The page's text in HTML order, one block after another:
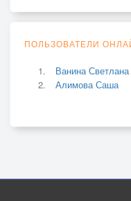
ПОЛЬЗОВАТЕЛИ
Ванина Светлана
Алимова Саша